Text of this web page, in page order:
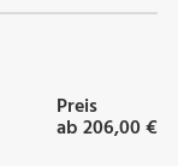
Preis
ab 206,00 €